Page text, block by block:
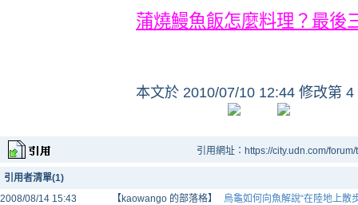
蒲燒鰻魚飯怎麼料理？最後
本文於 2010/07/10 12:44 修改第 4
引用網址：https://city.udn.com/
引用者清單(1)
2008/08/14 15:43
【kaowango 的部落格】 烏龜如何向魚解說“在陸地上散